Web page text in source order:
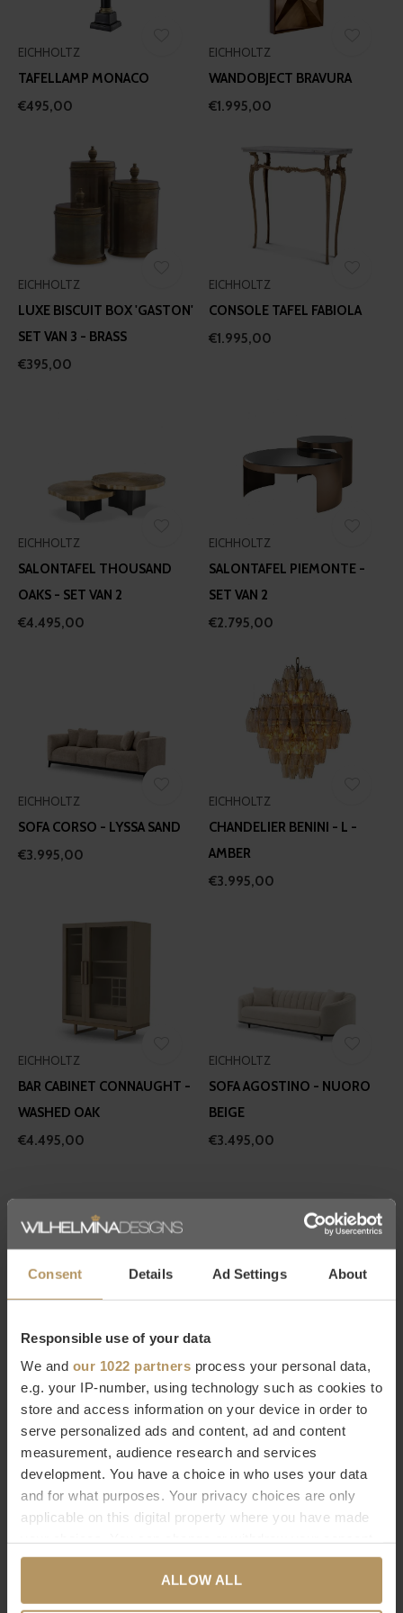
Consent Details Ad Settings About
Responsible use of your data
We and our 1022 partners process your personal data,
e.g. your IP-number, using technology such as cookies to
store and access information on your device in order to
serve personalized ads and content, ad and content
measurement, audience research and services
development. You have a choice in who uses your data
and for what purposes. Your privacy choices are only
applicable on this digital property where you have made
any time from the Cookie Declaration or by clicking on
the Privacy trigger icon.ALLOW ALL
EICHHOLTZ
TAFELLAMP MONACO
€495,00
EICHHOLTZ
WANDOBJECT BRAVURA
€1.995,00
EICHHOLTZ
LUXE BISCUIT BOX 'GASTON'
SET VAN 3 - BRASS
€395,00
EICHHOLTZ
CONSOLE TAFEL FABIOLA
€1.995,00
EICHHOLTZ
SALONTAFEL THOUSAND
OAKS - SET VAN 2
€4.495,00
EICHHOLTZ
SALONTAFEL PIEMONTE -
SET VAN 2
€2.795,00
EICHHOLTZ
SOFA CORSO - LYSSA SAND
€3.995,00
EICHHOLTZ
CHANDELIER BENINI - L -
AMBER
€3.995,00
EICHHOLTZ
BAR CABINET CONNAUGHT -
WASHED OAK
€4.495,00
EICHHOLTZ
SOFA AGOSTINO - NUORO
BEIGE
€3.495,00
OUTDOOR SOFA LAGUNO -
ROUND - FLORENT BEIGE
€5.995,00
SALONTAFEL SARTORIA
€2.195,00
TAFELLAMP VOLO
EICHHOLTZ
CHANDELIER OPERA